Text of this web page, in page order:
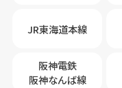
JR東海道本線
阪神電鉄
阪神なんば線